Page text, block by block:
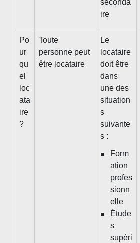
seconda
ire
Po
ur
qu
el
loc
ata
ire
?
Toute
personne peut
être locataire
Le
locataire
doit être
dans
une des
situation
s
suivante
s :
Form
ation
profes
sionn
elle
Étude
s
supéri